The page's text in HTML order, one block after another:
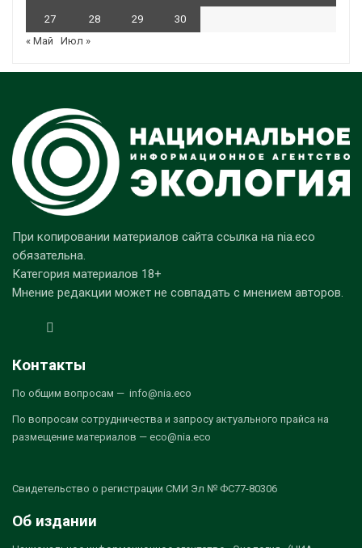
27 28 29
30
« Май
Июл »
При копировании материалов сайта ссылка на nia.eco
обязательна.
Категория материалов 18+
Мнение редакции может не совпадать с мнением авторов.
Контакты
По общим вопросам — info@nia.eco
По вопросам сотрудничества и запросу актуального прайса на
размещение материалов — eco@nia.eco
Свидетельство о регистрации СМИ Эл № ФС77-80306
Об издании